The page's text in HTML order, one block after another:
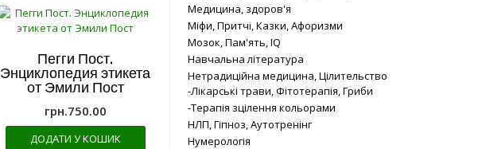
Пегги Пост.
Энциклопедия этикета
от Эмили Пост
грн.750.00
ДОДАТИ У КОШИК
Медицина, здоров'я
Міфи, Притчі, Казки, Афоризми
Мозок, Пам'ять, IQ
Навчальна література
Нетрадиційна медицина, Цілительство
-Лікарські трави, Фітотерапія, Гриби
-Терапія зцілення кольорами
НЛП, Гіпноз, Аутотренінг
Нумерологія